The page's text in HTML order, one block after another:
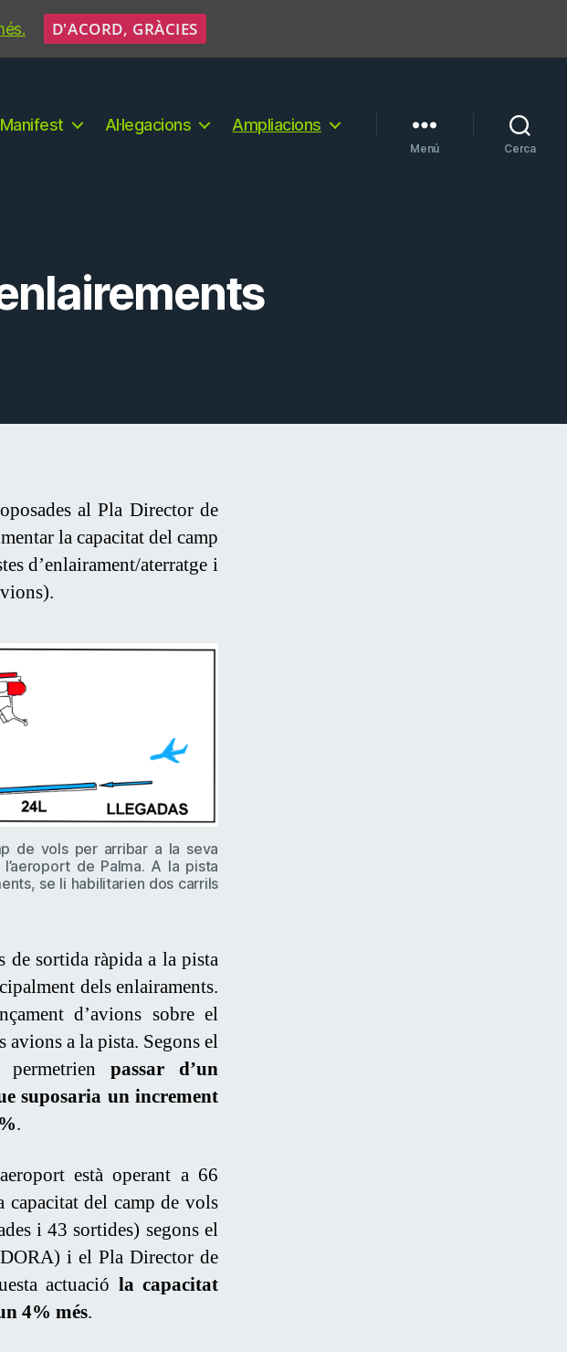
Manifest Al·legacions Ampliacions
Menú Cerca
al Pla Director de
la capacitat del camp
d’enlairament/aterratge i
de vols per arribar a la seva
de Palma. A la pista
se li habilitarien dos carrils
de sortida ràpida a la pista
dels enlairaments.
d’avions sobre el
a la pista. Segons el
permetrienpassar d’un
suposaria un increment
.
està operant a 66
del camp de vols
i 43 sortides) segons el
i el Pla Director de
actuació la capacitat
4% més.
D'ACORD, GRÀCIES